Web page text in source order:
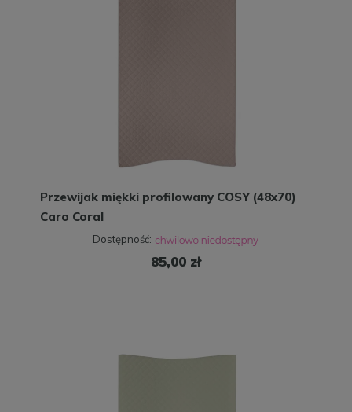
Przewijak miękki profilowany COSY (48x70)
Caro Coral
Dostępność:
85,00 zł